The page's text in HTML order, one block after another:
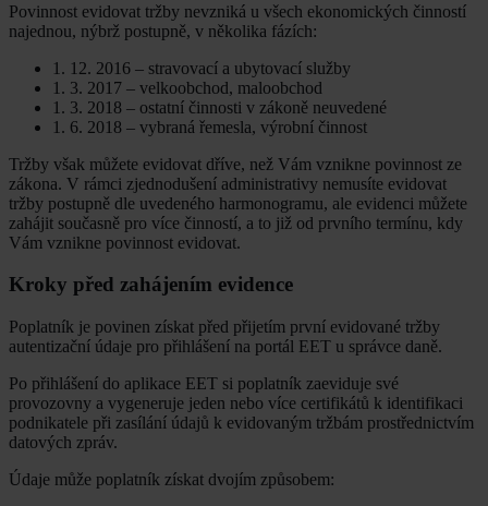
Povinnost evidovat tržby nevzniká u všech ekonomických činností
najednou, nýbrž postupně, v několika fázích:
1. 12. 2016 – stravovací a ubytovací služby
1. 3. 2017 – velkoobchod, maloobchod
1. 3. 2018 – ostatní činnosti v zákoně neuvedené
1. 6. 2018 – vybraná řemesla, výrobní činnost
Tržby však můžete evidovat dříve, než Vám vznikne povinnost ze
zákona. V rámci zjednodušení administrativy nemusíte evidovat
tržby postupně dle uvedeného harmonogramu, ale evidenci můžete
zahájit současně pro více činností, a to již od prvního termínu, kdy
Vám vznikne povinnost evidovat.
Kroky před zahájením evidence
Poplatník je povinen získat před přijetím první evidované tržby
autentizační údaje pro přihlášení na portál EET u správce daně.
Po přihlášení do aplikace EET si poplatník zaeviduje své
provozovny a vygeneruje jeden nebo více certifikátů k identifikaci
podnikatele při zasílání údajů k evidovaným tržbám prostřednictvím
datových zpráv.
Údaje může poplatník získat dvojím způsobem: